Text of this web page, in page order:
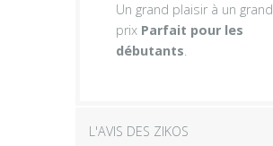
Un grand plaisir à un grand
prix Parfait pour les
débutants.
L'AVIS DES ZIKOS